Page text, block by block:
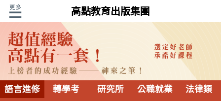
高點教育出版集團
語言進修 轉學考 研究所 公職就業
法律類